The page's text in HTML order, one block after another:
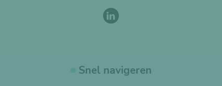
Volg ons op
LinkedIn
Snel navigeren